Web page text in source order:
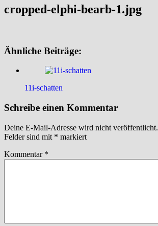
cropped-elphi-bearb-1.jpg
Ähnliche Beiträge:
11i-schatten
Schreibe einen Kommentar
Deine E-Mail-Adresse wird nicht veröffentlicht.
Felder sind mit * markiert
Kommentar *